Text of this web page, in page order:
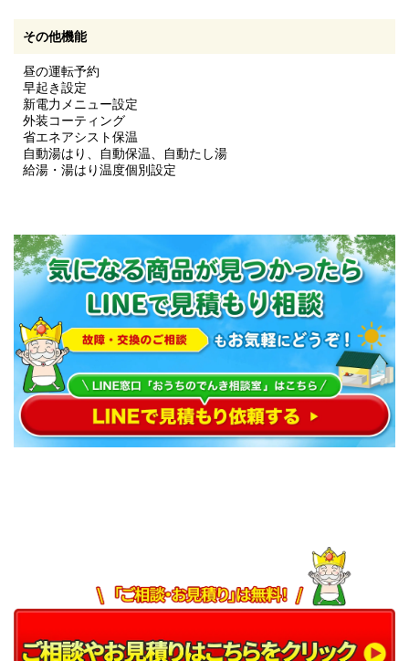
その他機能
昼の運転予約
早起き設定
新電力メニュー設定
外装コーティング
省エネアシスト保温
自動湯はり、自動保温、自動たし湯
給湯・湯はり温度個別設定